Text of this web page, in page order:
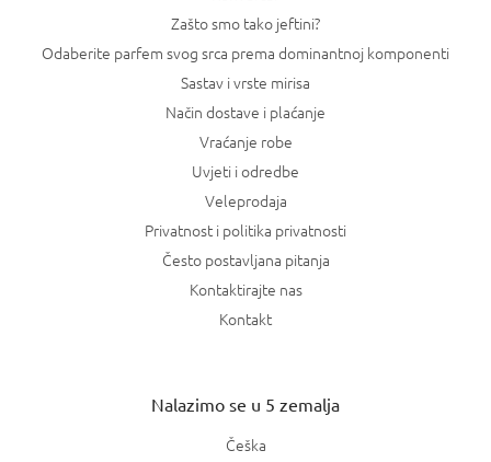
Zašto smo tako jeftini?
Odaberite parfem svog srca prema dominantnoj komponenti
Sastav i vrste mirisa
Način dostave i plaćanje
Vraćanje robe
Uvjeti i odredbe
Veleprodaja
Privatnost i politika privatnosti
Često postavljana pitanja
Kontaktirajte nas
Kontakt
Nalazimo se u 5 zemalja
Češka